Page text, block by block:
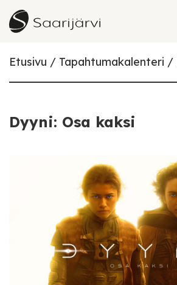
Skip to content
Etusivu Tapahtumakalenteri
Dyyni: Osa kaksi